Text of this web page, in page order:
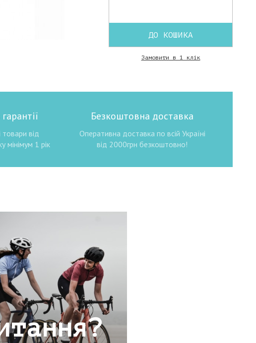
ДО КОШИКА
Замовити в 1 клік
товари від
мінімум 1 рік
Безкоштовна доставка
Оперативна доставка по всій Україні
від 2000грн безкоштовно!